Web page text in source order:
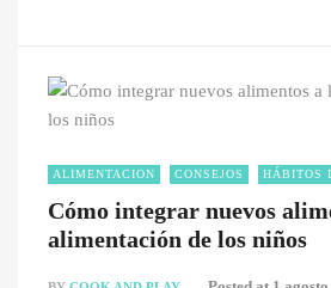
ALIMENTACION CONSEJOS HÁBITOS
Cómo integrar nuevos
alimentación de los niños